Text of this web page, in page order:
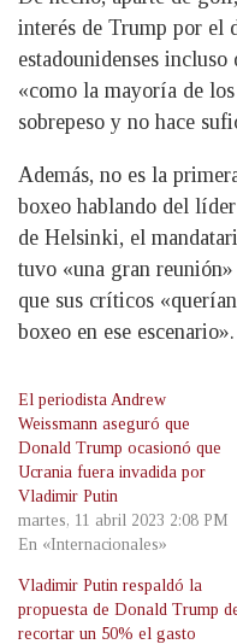
interés de Trump por el
estadounidenses incluso
«como la mayoría de
sobrepeso y no hace
Además, no es la
boxeo hablando del
de Helsinki, el
tuvo «una gran
que sus críticos
boxeo en ese escenario».
El periodista Andrew
Weissmann aseguró que
Donald Trump ocasionó que
Ucrania fuera invadida por
Vladimir Putin
martes, 11 abril 2023 2:08 PM
En «Internacionales»
Vladimir Putin respaldó la
propuesta de Donald Trump
recortar un 50% el gasto